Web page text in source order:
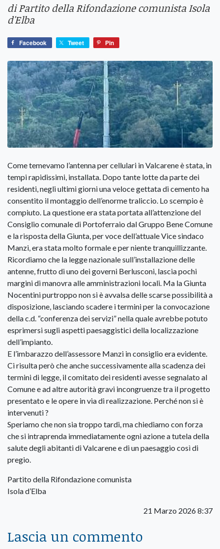
di Partito della Rifondazione comunista Isola
d'Elba
Facebook Tweet Pin
Come temevamo l’antenna per cellulari in Valcarene è stata, in
tempi rapidissimi, installata. Dopo tante lotte da parte dei
residenti, negli ultimi giorni una veloce gettata di cemento ha
consentito il montaggio dell’enorme traliccio. Lo scempio è
compiuto. La questione era stata portata all’attenzione del
Consiglio comunale di Portoferraio dal Gruppo Bene Comune
e la risposta della Giunta, per voce dell’attuale Vice sindaco
Manzi, era stata molto formale e per niente tranquillizzante.
Ricordiamo che la legge nazionale sull’installazione delle
antenne, frutto di uno dei governi Berlusconi, lascia pochi
margini di manovra alle amministrazioni locali. Ma la Giunta
Nocentini purtroppo non si è avvalsa delle scarse possibilità a
disposizione, lasciando scadere i termini per la convocazione
della c.d. “conferenza dei servizi” nella quale avrebbe potuto
esprimersi sugli aspetti paesaggistici della localizzazione
dell’impianto.
E l’imbarazzo dell’assessore Manzi in consiglio era evidente.
Ci risulta però che anche successivamente alla scadenza dei
termini di legge, il comitato dei residenti avesse segnalato al
Comune e ad altre autorità gravi incongruenze tra il progetto
presentato e le opere in via di realizzazione. Perché non si è
intervenuti ?
Speriamo che non sia troppo tardi, ma chiediamo con forza
che si intraprenda immediatamente ogni azione a tutela della
salute degli abitanti di Valcarene e di un paesaggio così di
pregio.
Partito della Rifondazione comunista
Isola d’Elba
21 Marzo 2026 8:37
Lascia un commento